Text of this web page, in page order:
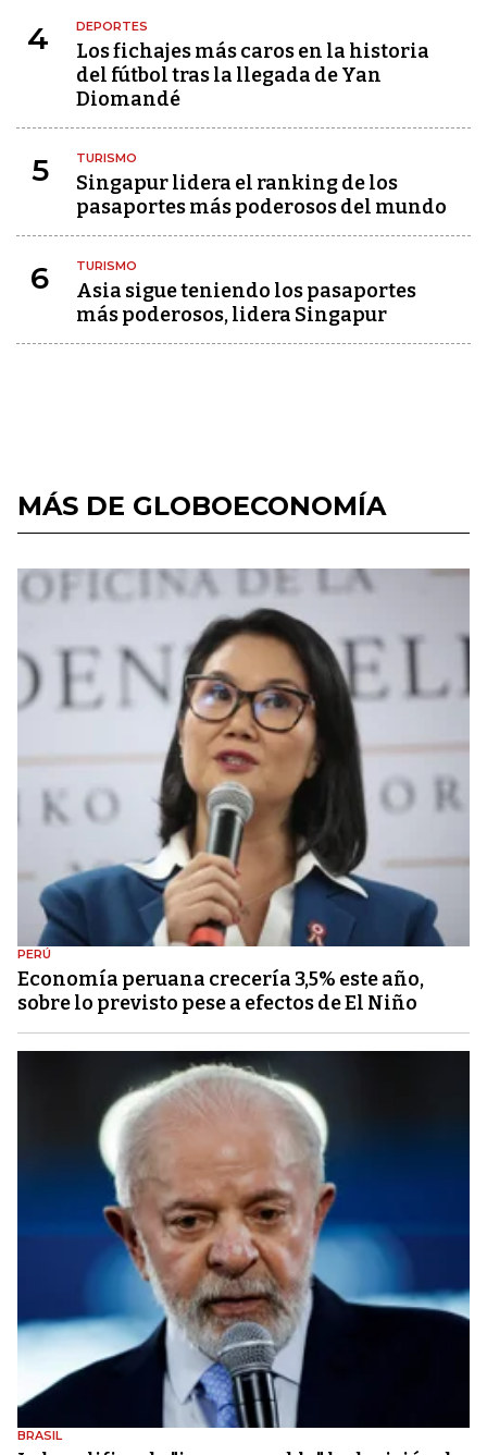
4 DEPORTES
Los fichajes más caros en la historia
del fútbol tras la llegada de Yan
Diomandé
5 TURISMO
Singapur lidera el ranking de los
pasaportes más poderosos del mundo
6 TURISMO
Asia sigue teniendo los pasaportes
más poderosos, lidera Singapur
MÁS DE GLOBOECONOMÍA
PERÚ
Economía peruana crecería 3,5% este año,
sobre lo previsto pese a efectos de El Niño
BRASIL